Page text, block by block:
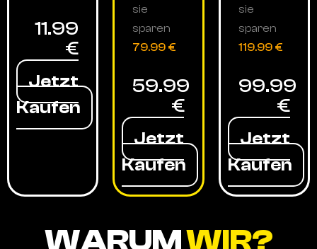
11.99
€
Jetzt
Kaufen
sie
sparen
79.99 €
59.99
€
Jetzt
Kaufen
sie
sparen
119.99 €
99.99
€
Jetzt
Kaufen
WARUMWIR?